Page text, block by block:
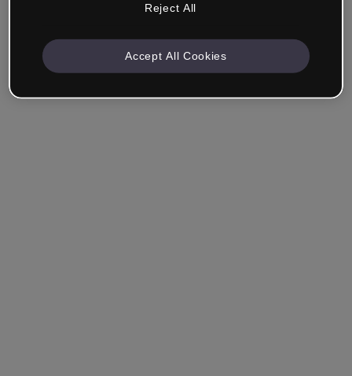
Empresa & Profissionais
outra área.
Reject All
Accept All Cookies